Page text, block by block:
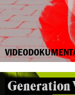
Generation